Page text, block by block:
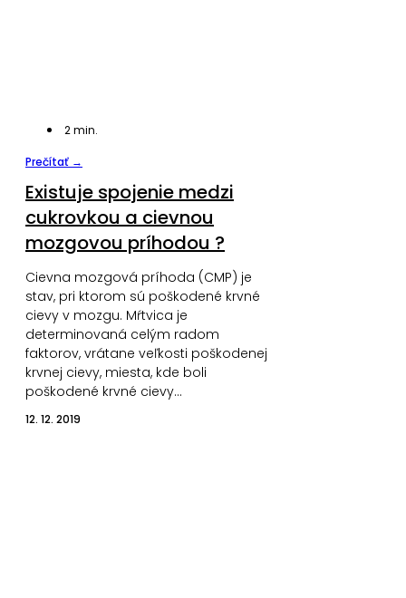
2min.
Prečítať →
Existuje spojenie medzi
cukrovkou a cievnou
mozgovou príhodou ?
Cievna mozgová príhoda (CMP) je
stav, pri ktorom sú poškodené krvné
cievy v mozgu. Mŕtvica je
determinovaná celým radom
faktorov, vrátane veľkosti poškodenej
krvnej cievy, miesta, kde boli
poškodené krvné cievy…
12. 12. 2019